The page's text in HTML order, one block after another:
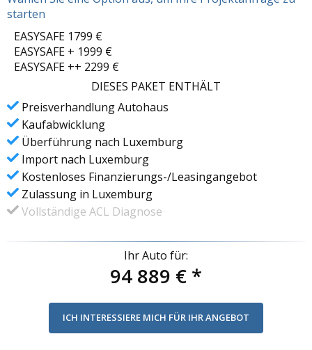
starten
EASYSAFE 1799 €
EASYSAFE + 1999 €
EASYSAFE ++ 2299 €
DIESES PAKET ENTHÄLT
Preisverhandlung Autohaus
Kaufabwicklung
Überführung nach Luxemburg
Import nach Luxemburg
Kostenloses Finanzierungs-/Leasingangebot
Zulassung in Luxemburg
Vollständige ACL Diagnose
Ihr Auto für:
94 889 € *